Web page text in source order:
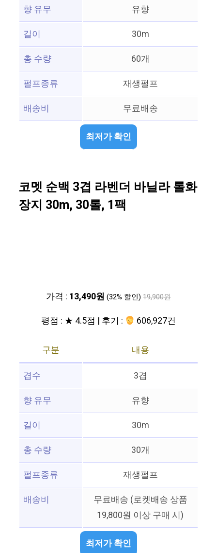
향 유무
유향
길이
30m
총 수량
60개
펄프종류
재생펄프
배송비
무료배송
최저가 확인
코멧 순백 3겹 라벤더 바닐라 롤화
장지 30m, 30롤, 1팩
가격 : 13,490원 (32% 할인) 19,900원
평점 : ★ 4.5점 | 후기 : 606,927건
구분
내용
겹수
3겹
향 유무
유향
길이
30m
총 수량
30개
펄프종류
재생펄프
배송비
무료배송 (로켓배송 상품
19,800원 이상 구매 시)
최저가 확인